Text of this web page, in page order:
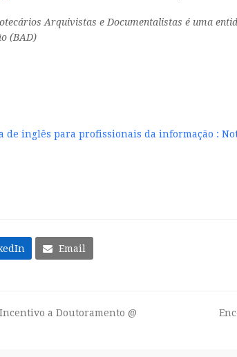
Arquivistas e Documentalistas é uma
(BAD)
de inglês para profissionais da informação :
Email
a Doutoramento @